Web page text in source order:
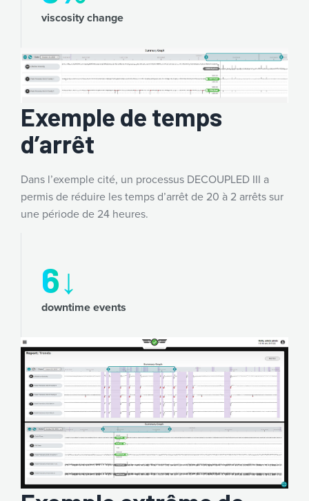
viscosity change
Exemple de temps
d’arrêt
Dans l’exemple cité, un processus DECOUPLED III a
permis de réduire les temps d’arrêt de 20 à 2 arrêts sur
une période de 24 heures.
4↓
downtime events